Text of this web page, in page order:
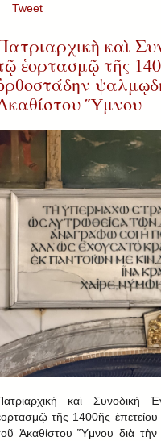
Tweet
καὶ
ἑορτασμῷ τῆς
Ὕμνου
καὶ Συνοδικὴ
τῆς 1400ῆς
Ἀκαθίστου Ὕμνου διὰ τὴν